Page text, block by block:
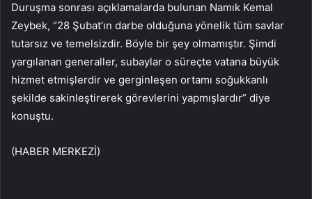
Duruşma sonrası açıklamalarda bulunan Namık Kemal
Zeybek, ”28 Şubat’ın darbe olduğuna yönelik tüm savlar
tutarsız ve temelsizdir. Böyle bir şey olmamıştır. Şimdi
yargılanan generaller, subaylar o süreçte vatana büyük
hizmet etmişlerdir ve gerginleşen ortamı soğukkanlı
şekilde sakinleştirerek görevlerini yapmışlardır” diye
konuştu.
(HABER MERKEZİ)